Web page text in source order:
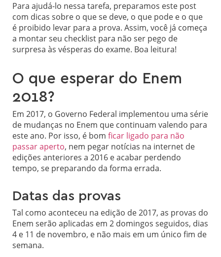
Para ajudá-lo nessa tarefa, preparamos este post
com dicas sobre o que se deve, o que pode e o que
é proibido levar para a prova. Assim, você já começa
a montar seu checklist para não ser pego de
surpresa às vésperas do exame. Boa leitura!
O que esperar do Enem
2018?
Em 2017, o Governo Federal implementou uma série
de mudanças no Enem que continuam valendo para
este ano. Por isso, é bom ficar ligado para não
passar aperto, nem pegar notícias na internet de
edições anteriores a 2016 e acabar perdendo
tempo, se preparando da forma errada.
Datas das provas
Tal como aconteceu na edição de 2017, as provas do
Enem serão aplicadas em 2 domingos seguidos, dias
4 e 11 de novembro, e não mais em um único fim de
semana.